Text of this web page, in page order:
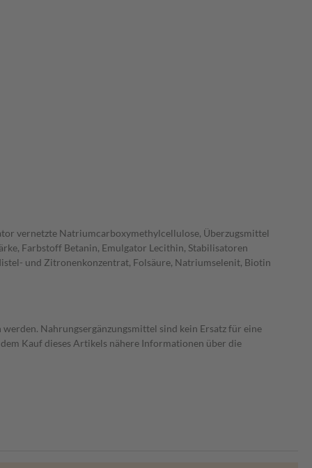
vernetzte Natriumcarboxymethylcellulose, Überzugsmittel
Farbstoff Betanin, Emulgator Lecithin, Stabilisatoren
und Zitronenkonzentrat, Folsäure, Natriumselenit, Biotin
Nahrungsergänzungsmittel sind kein Ersatz für eine
Kauf dieses Artikels nähere Informationen über die